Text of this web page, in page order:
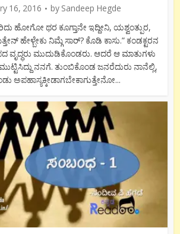
16, 2016 by Sandeep Hegde
ಹೋಗೋ ಥರ ಕೂಗ್ತಾನೇ ಇದ್ದೀನಿ, ಯಶ್ವಂತ್ಪುರ,
ಹೇಳ್ಬೇಕು ನಿಮ್ಗೆ ಸಾರ್? ಕೊಡಿ ಕಾಸು.” ಕಂಡಕ್ಟರನ
ವೃದ್ಧರು ಮುದುಡಿಕೊಂಡರು. ಆದರೆ ಆ ಮಾತುಗಳು
ನನಗೆ. ತುಂಬಿಕೊಂಡ ಜನರೆದುರು ನಾನೆಲ್ಲಿ,
ಅಪಹಾಸ್ಯಕ್ಕೀಡಾಗಬೇಕಾಗುತ್ತೇನೋ...